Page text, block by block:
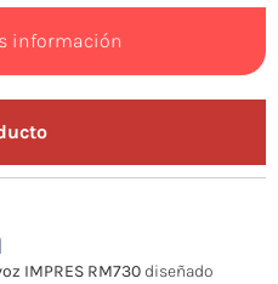
información
IMPRES RM730 diseñado